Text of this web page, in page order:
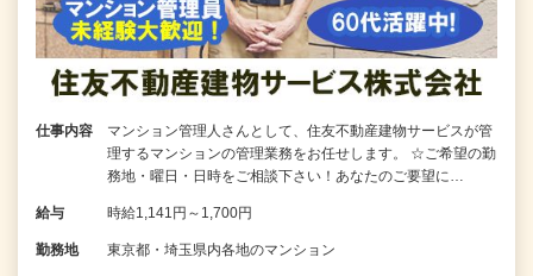
仕事内容
マンション管理人さんとして、住友不動産建物サービスが管
理するマンションの管理業務をお任せします。 ☆ご希望の勤
務地・曜日・日時をご相談下さい！あなたのご要望に…
給与 時給1,141円～1,700円
勤務地 東京都・埼玉県内各地のマンション